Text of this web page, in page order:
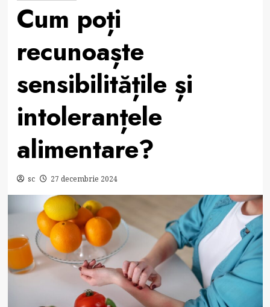
Cum poți
recunoaște
sensibilitățile și
intoleranțele
alimentare?
sc 27 decembrie 2024